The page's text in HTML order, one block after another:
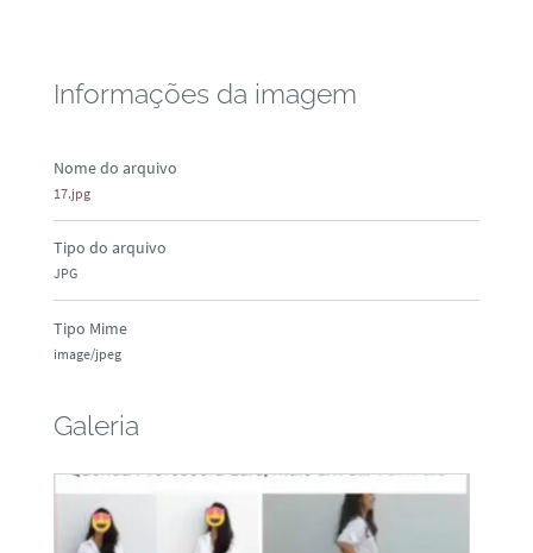
Informações da imagem
Nome do arquivo
17.jpg
Tipo do arquivo
JPG
Tipo Mime
image/jpeg
Galeria